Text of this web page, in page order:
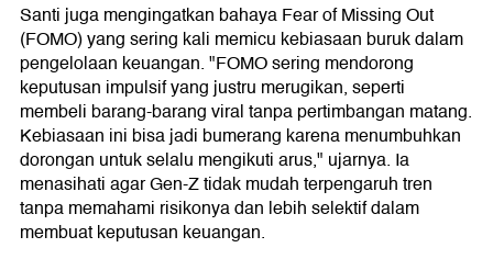
Santi juga mengingatkan bahaya Fear of Missing Out
(FOMO) yang sering kali memicu kebiasaan buruk dalam
pengelolaan keuangan. "FOMO sering mendorong
keputusan impulsif yang justru merugikan, seperti
membeli barang-barang viral tanpa pertimbangan matang.
Kebiasaan ini bisa jadi bumerang karena menumbuhkan
dorongan untuk selalu mengikuti arus," ujarnya. Ia
menasihati agar Gen-Z tidak mudah terpengaruh tren
tanpa memahami risikonya dan lebih selektif dalam
membuat keputusan keuangan.